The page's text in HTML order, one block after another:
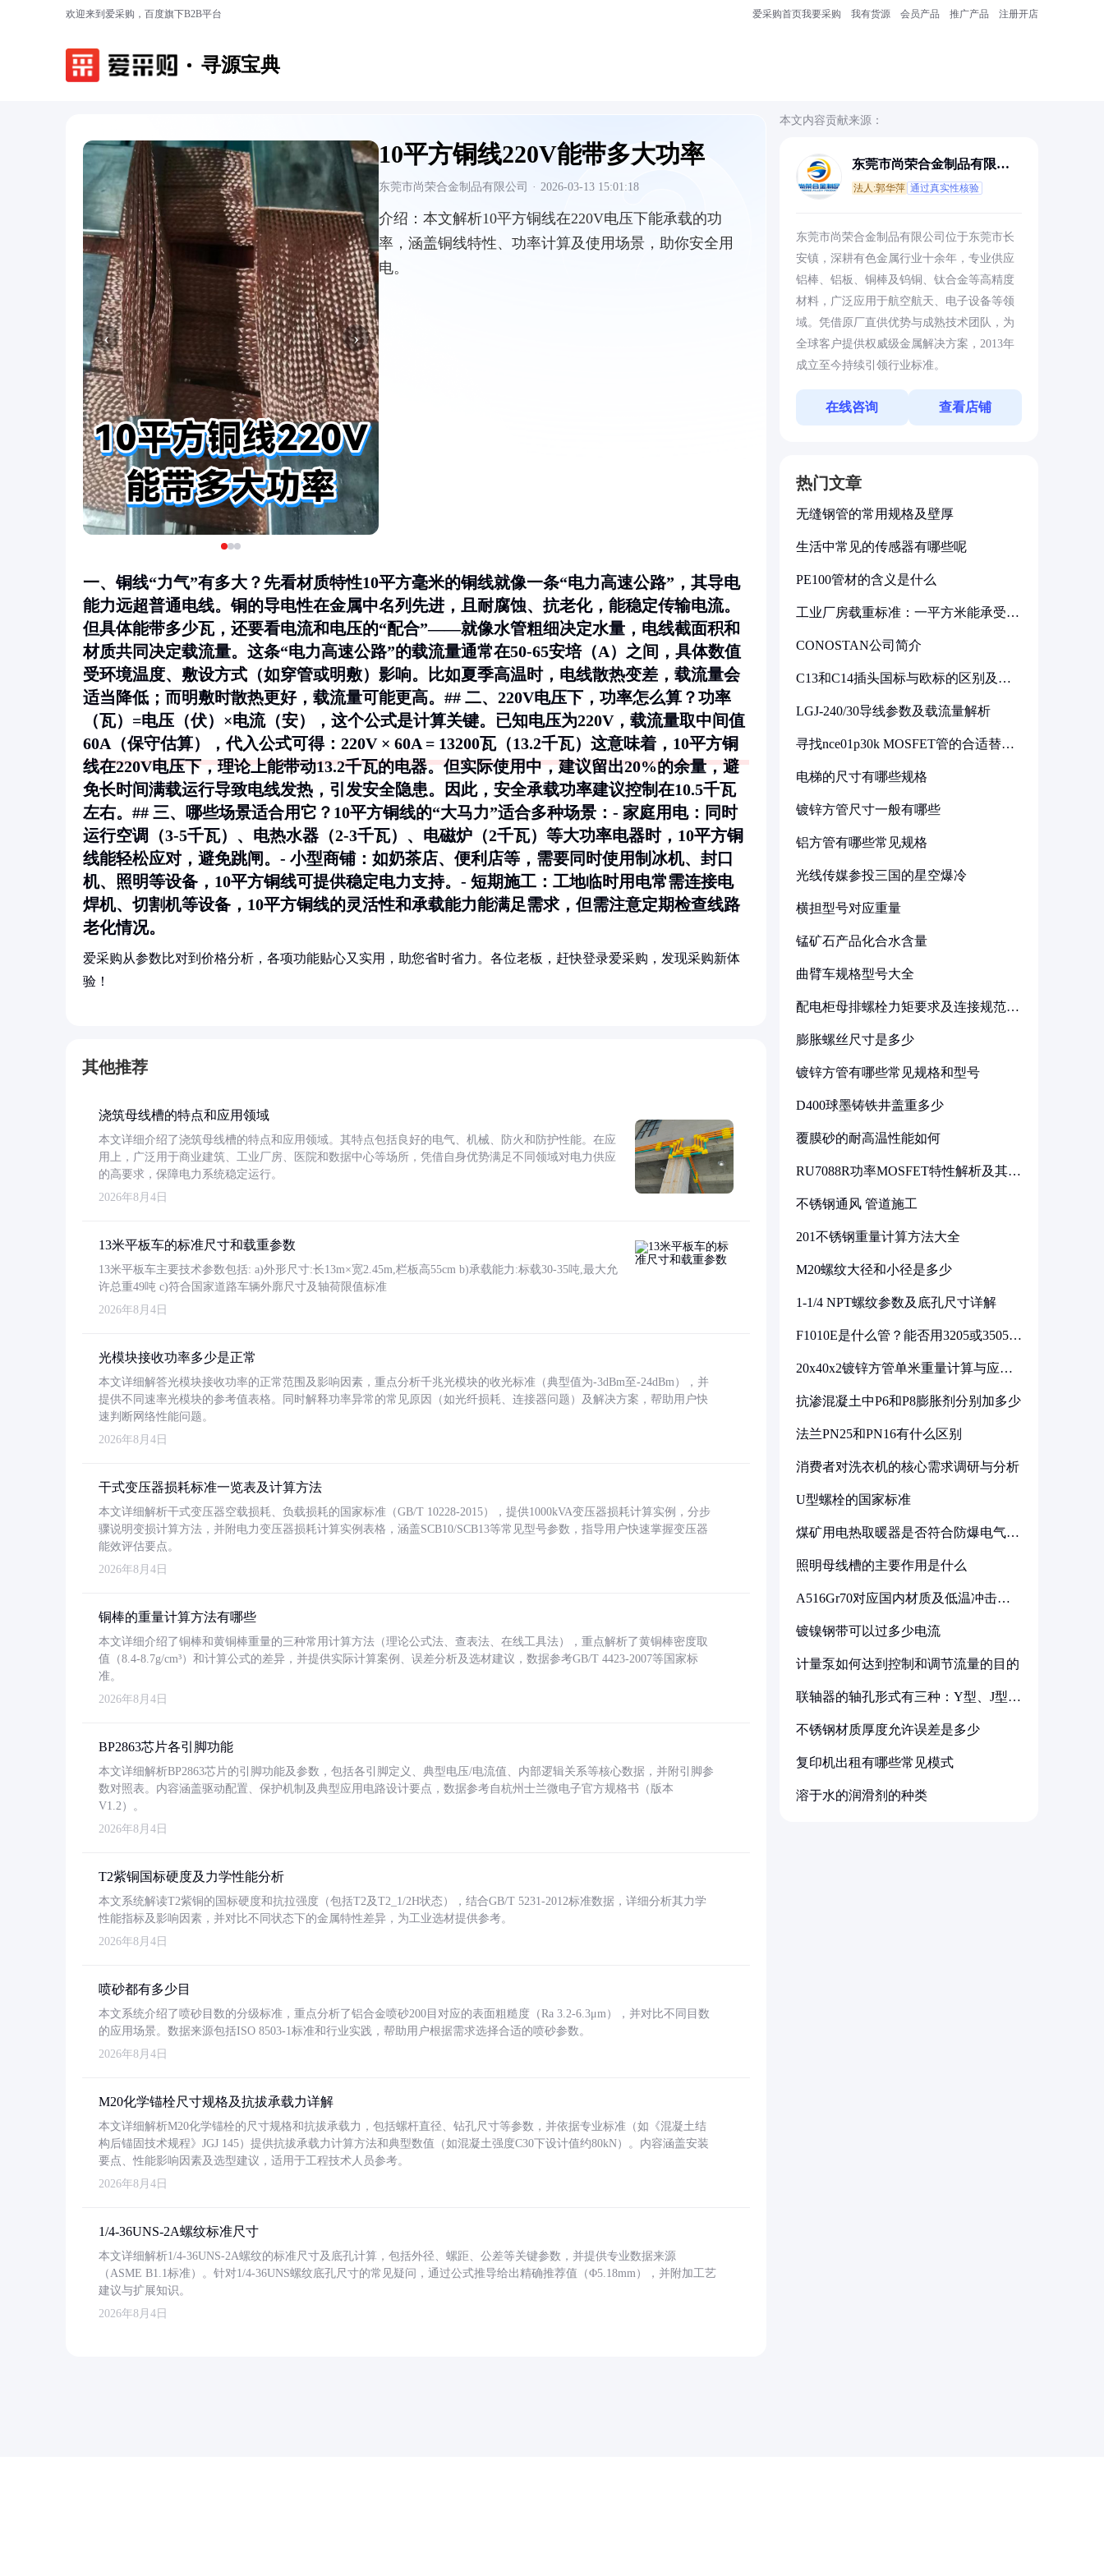
欢迎来到爱采购，百度旗下B2B平台 爱采购首页我要采购 我有货源 会员产品 推广产品 注册开店
寻源宝典
‹ ›
10平方铜线220V能带多大功率
东莞市尚荣合金制品有限公司 · 2026-03-13 15:01:18
介绍： 本文解析10平方铜线在220V电压下能承载的功
率，涵盖铜线特性、功率计算及使用场景，助你安全用
电。
一、铜线“力气”有多大？先看材质特性10平方毫米的铜线就像一条“电力高速公路”，其导电
能力远超普通电线。铜的导电性在金属中名列先进，且耐腐蚀、抗老化，能稳定传输电流。
但具体能带多少瓦，还要看电流和电压的“配合”——就像水管粗细决定水量，电线截面积和
材质共同决定载流量。这条“电力高速公路”的载流量通常在50-65安培（A）之间，具体数值
受环境温度、敷设方式（如穿管或明敷）影响。比如夏季高温时，电线散热变差，载流量会
适当降低；而明敷时散热更好，载流量可能更高。## 二、220V电压下，功率怎么算？功率
（瓦）=电压（伏）×电流（安），这个公式是计算关键。已知电压为220V，载流量取中间值
60A（保守估算），代入公式可得：220V × 60A = 13200瓦（13.2千瓦）这意味着，10平方铜
线在220V电压下，理论上能带动13.2千瓦的电器。但实际使用中，建议留出20%的余量，避
免长时间满载运行导致电线发热，引发安全隐患。因此，安全承载功率建议控制在10.5千瓦
左右。## 三、哪些场景适合用它？10平方铜线的“大马力”适合多种场景：- 家庭用电：同时
运行空调（3-5千瓦）、电热水器（2-3千瓦）、电磁炉（2千瓦）等大功率电器时，10平方铜
线能轻松应对，避免跳闸。- 小型商铺：如奶茶店、便利店等，需要同时使用制冰机、封口
机、照明等设备，10平方铜线可提供稳定电力支持。- 短期施工 ：工地临时用电常需连接电
焊机、切割机等设备，10平方铜线的灵活性和承载能力能满足需求，但需注意定期检查线路
老化情况。
爱采购从参数比对到价格分析，各项功能贴心又实用，助您省时省力。各位老板，赶快登录爱采购，发现采购新体
验！
其他推荐
浇筑母线槽的特点和应用领域
本文详细介绍了浇筑母线槽的特点和应用领域。其特点包括良好的电气、机械、防火和防护性能。在应
用上，广泛用于商业建筑、工业厂房、医院和数据中心等场所，凭借自身优势满足不同领域对电力供应
的高要求，保障电力系统稳定运行。
2026年8月4日
13米平板车的标准尺寸和载重参数
13米平板车主要技术参数包括: a)外形尺寸:长13m×宽2.45m,栏板高55cm b)承载能力:标载30-35吨,最大允
许总重49吨 c)符合国家道路车辆外廓尺寸及轴荷限值标准
2026年8月4日
光模块接收功率多少是正常
本文详细解答光模块接收功率的正常范围及影响因素，重点分析千兆光模块的收光标准（典型值为-3dBm至-24dBm），并
提供不同速率光模块的参考值表格。同时解释功率异常的常见原因（如光纤损耗、连接器问题）及解决方案，帮助用户快
速判断网络性能问题。
2026年8月4日
干式变压器损耗标准一览表及计算方法
本文详细解析干式变压器空载损耗、负载损耗的国家标准（GB/T 10228-2015），提供1000kVA变压器损耗计算实例，分步
骤说明变损计算方法，并附电力变压器损耗计算实例表格，涵盖SCB10/SCB13等常见型号参数，指导用户快速掌握变压器
能效评估要点。
2026年8月4日
铜棒的重量计算方法有哪些
本文详细介绍了铜棒和黄铜棒重量的三种常用计算方法（理论公式法、查表法、在线工具法），重点解析了黄铜棒密度取
值（8.4-8.7g/cm³）和计算公式的差异，并提供实际计算案例、误差分析及选材建议，数据参考GB/T 4423-2007等国家标
准。
2026年8月4日
BP2863芯片各引脚功能
本文详细解析BP2863芯片的引脚功能及参数，包括各引脚定义、典型电压/电流值、内部逻辑关系等核心数据，并附引脚参
数对照表。内容涵盖驱动配置、保护机制及典型应用电路设计要点，数据参考自杭州士兰微电子官方规格书（版本
V1.2）。
2026年8月4日
T2紫铜国标硬度及力学性能分析
本文系统解读T2紫铜的国标硬度和抗拉强度（包括T2及T2_1/2H状态），结合GB/T 5231-2012标准数据，详细分析其力学
性能指标及影响因素，并对比不同状态下的金属特性差异，为工业选材提供参考。
2026年8月4日
喷砂都有多少目
本文系统介绍了喷砂目数的分级标准，重点分析了铝合金喷砂200目对应的表面粗糙度（Ra 3.2-6.3μm），并对比不同目数
的应用场景。数据来源包括ISO 8503-1标准和行业实践，帮助用户根据需求选择合适的喷砂参数。
2026年8月4日
M20化学锚栓尺寸规格及抗拔承载力详解
本文详细解析M20化学锚栓的尺寸规格和抗拔承载力，包括螺杆直径、钻孔尺寸等参数，并依据专业标准（如《混凝土结
构后锚固技术规程》JGJ 145）提供抗拔承载力计算方法和典型数值（如混凝土强度C30下设计值约80kN）。内容涵盖安装
要点、性能影响因素及选型建议，适用于工程技术人员参考。
2026年8月4日
1/4-36UNS-2A螺纹标准尺寸
本文详细解析1/4-36UNS-2A螺纹的标准尺寸及底孔计算，包括外径、螺距、公差等关键参数，并提供专业数据来源
（ASME B1.1标准）。针对1/4-36UNS螺纹底孔尺寸的常见疑问，通过公式推导给出精确推荐值（Φ5.18mm），并附加工艺
建议与扩展知识。
2026年8月4日
本文内容贡献来源：
东莞市尚荣合金制品有限公
法人:郭华萍 通过真实性核验
东莞市尚荣合金制品有限公司位于东莞市长
安镇，深耕有色金属行业十余年，专业供应
铝棒、铝板、铜棒及钨铜、钛合金等高精度
材料，广泛应用于航空航天、电子设备等领
域。凭借原厂直供优势与成熟技术团队，为
全球客户提供权威级金属解决方案，2013年
成立至今持续引领行业标准。
在线咨询 查看店铺
热门文章
无缝钢管的常用规格及壁厚
生活中常见的传感器有哪些呢
PE100管材的含义是什么
工业厂房载重标准：一平方米能承受多
CONOSTAN公司简介
C13和C14插头国标与欧标的区别及其
LGJ-240/30导线参数及载流量解析
寻找nce01p30k MOSFET管的合适替代
电梯的尺寸有哪些规格
镀锌方管尺寸一般有哪些
铝方管有哪些常见规格
光线传媒参投三国的星空爆冷
横担型号对应重量
锰矿石产品化合水含量
曲臂车规格型号大全
配电柜母排螺栓力矩要求及连接规范详
膨胀螺丝尺寸是多少
镀锌方管有哪些常见规格和型号
D400球墨铸铁井盖重多少
覆膜砂的耐高温性能如何
RU7088R功率MOSFET特性解析及其在
不锈钢通风 管道施工
201不锈钢重量计算方法大全
M20螺纹大径和小径是多少
1-1/4 NPT螺纹参数及底孔尺寸详解
F1010E是什么管？能否用3205或3505代
20x40x2镀锌方管单米重量计算与应用
抗渗混凝土中P6和P8膨胀剂分别加多少
法兰PN25和PN16有什么区别
消费者对洗衣机的核心需求调研与分析
U型螺栓的国家标准
煤矿用电热取暖器是否符合防爆电气设
照明母线槽的主要作用是什么
A516Gr70对应国内材质及低温冲击要
镀镍钢带可以过多少电流
计量泵如何达到控制和调节流量的目的
联轴器的轴孔形式有三种：Y型、J型、
不锈钢材质厚度允许误差是多少
复印机出租有哪些常见模式
溶于水的润滑剂的种类